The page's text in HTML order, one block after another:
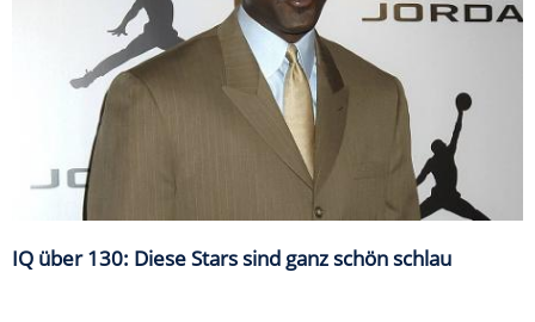
IQ über 130: Diese Stars sind ganz schön schlau